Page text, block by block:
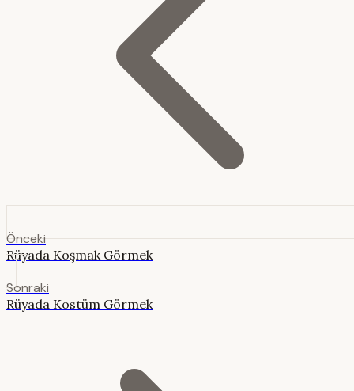
Önceki
Rüyada Koşmak Görmek
Sonraki
Rüyada Kostüm Görmek